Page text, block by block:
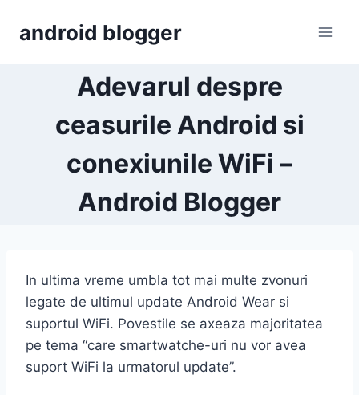
android blogger
Adevarul despre
ceasurile Android si
conexiunile WiFi –
Android Blogger
In ultima vreme umbla tot mai multe zvonuri
legate de ultimul update Android Wear si
suportul WiFi. Povestile se axeaza majoritatea
pe tema “care smartwatche-uri nu vor avea
suport WiFi la urmatorul update”.